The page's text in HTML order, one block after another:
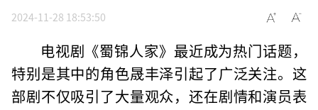
2024-11-28 18:53:50
电视剧《蜀锦人家》最近成为热门话题，
特别是其中的角色晟丰泽引起了广泛关注。这
部剧不仅吸引了大量观众，还在剧情和演员表